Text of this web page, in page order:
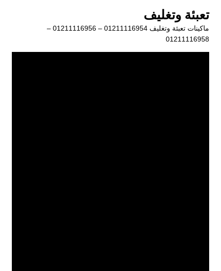
المحتوى
تعبئة وتغليف
ماكينات تعبئة وتغليف 01211116954 – 01211116956 –
01211116958